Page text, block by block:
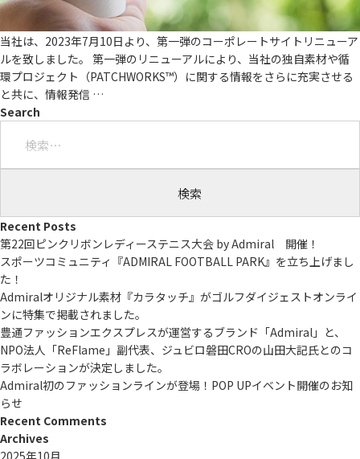
当社は、2023年7月10日より、第一弾のコーポレートサイトリニューア
ルを致しました。 第一弾のリニューアルにより、当社の独自素材や循
環プロジェクト（PATCHWORKS™）に関する情報をさらに充実させる
と共に、情報発信 …
Search
Recent Posts
第22回ピンクリボンレディーステニス大会 by Admiral 開催！
スポーツコミュニティ『ADMIRAL FOOTBALL PARK』を立ち上げまし
た！
Admiralオリジナル素材『カラタッチ』がゴルフダイジェストオンライ
ンに特集で掲載されました。
豊通ファッションエクスプレスが運営するブランド「Admiral」と、
NPO法人「ReFlame」副代表、ジュビロ磐田CROの山田大記氏とのコ
ラボレーションが決定しました。
Admiral初のファッションラインが登場！POP UPイベント開催のお知
らせ
Recent Comments
Archives